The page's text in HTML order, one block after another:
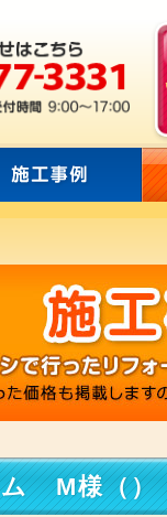
ム M様（）